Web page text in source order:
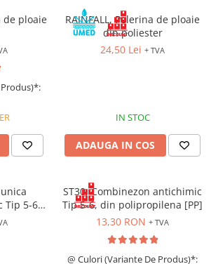
de ploaie
RAINFALL, Pelerina de ploaie
din poliester
24,50 Lei + TVA
IN STOC
ADAUGA IN COS
Tip 5-6,
cu
ST30, Combinezon antichimic
Tip 5-6, din polipropilena [PP]
13,30 RON + TVA
@ Culori (Variante De Produs)*: